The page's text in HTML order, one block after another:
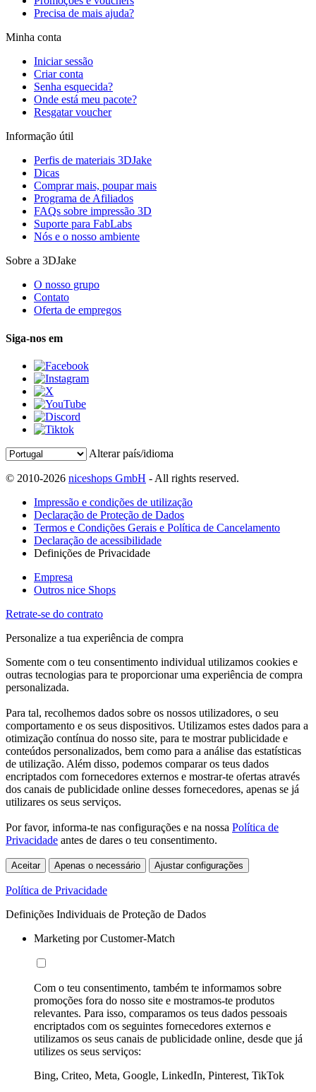
Precisa de mais ajuda?
Minha conta
Iniciar sessão
Criar conta
Senha esquecida?
Onde está meu pacote?
Resgatar voucher
Informação útil
Perfis de materiais 3DJake
Dicas
Comprar mais, poupar mais
Programa de Afiliados
FAQs sobre impressão 3D
Suporte para FabLabs
Nós e o nosso ambiente
Sobre a 3DJake
O nosso grupo
Contato
Oferta de empregos
Siga-nos em
Alterar país/idioma
© 2010-2026 niceshops GmbH - All rights reserved.
Impressão e condições de utilização
Declaração de Proteção de Dados
Termos e Condições Gerais e Política de Cancelamento
Declaração de acessibilidade
Definições de Privacidade
Empresa
Outros nice Shops
Retrate-se do contrato
Personalize a tua experiência de compra
Somente com o teu consentimento individual utilizamos cookies e
outras tecnologias para te proporcionar uma experiência de compra
personalizada.
Para tal, recolhemos dados sobre os nossos utilizadores, o seu
comportamento e os seus dispositivos. Utilizamos estes dados para a
otimização contínua do nosso site, para te mostrar publicidade e
conteúdos personalizados, bem como para a análise das estatísticas
de utilização. Além disso, podemos comparar os teus dados
encriptados com fornecedores externos e mostrar-te ofertas através
dos canais de publicidade online desses fornecedores, apenas se já
utilizares os seus serviços.
Por favor, informa-te nas configurações e na nossa Política de
Privacidade antes de dares o teu consentimento.
Aceitar Apenas o necessário Ajustar configurações
Política de Privacidade
Definições Individuais de Proteção de Dados
Marketing por Customer-Match
Com o teu consentimento, também te informamos sobre
promoções fora do nosso site e mostramos-te produtos
relevantes. Para isso, comparamos os teus dados pessoais
encriptados com os seguintes fornecedores externos e
utilizamos os seus canais de publicidade online, desde que já
utilizes os seus serviços:
Bing, Criteo, Meta, Google, LinkedIn, Pinterest, TikTok